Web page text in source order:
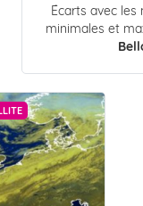
Écarts avec
minimales et